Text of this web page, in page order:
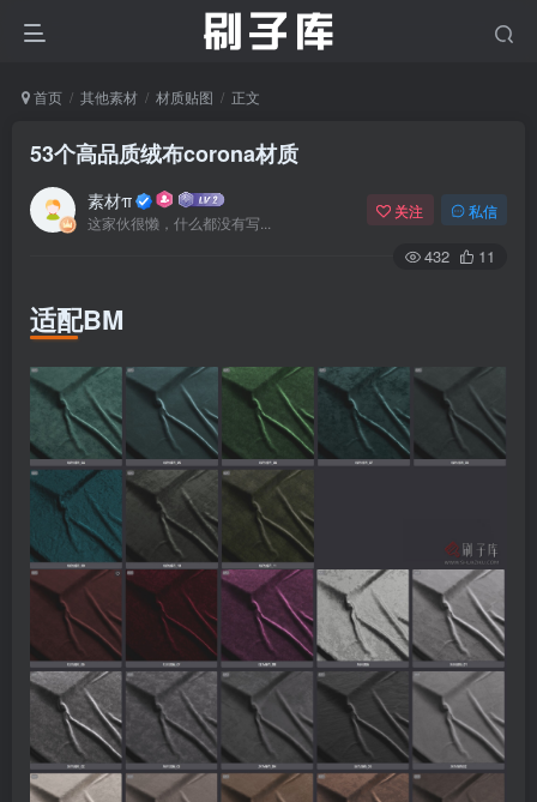
首页 其他素材 材质贴图 正文
53个高品质绒布corona材质
素材π
这家伙很懒，什么都没有写...
关注 私信
432 11
适配BM